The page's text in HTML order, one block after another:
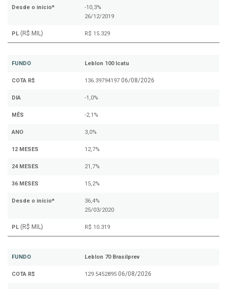
Desde o início*
-10,3%
26/12/2019
PL (R$ MIL) R$ 15.329
FUNDO Leblon 100 Icatu
COTA R$ 136.39794197 06/08/2026
DIA -1,0%
MÊS -2,1%
ANO 3,0%
12 MESES 12,7%
24 MESES 21,7%
36 MESES 15,2%
Desde o início*
36,4%
25/03/2020
PL (R$ MIL) R$ 10.319
FUNDO Leblon 70 Brasilprev
COTA R$ 129.5452895 06/08/2026